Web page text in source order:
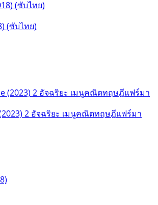
(ซับไทย)
(2023) 2 อัจฉริยะ เมนูคณิตทฤษฎีแฟร์มา